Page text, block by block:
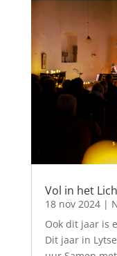
Vol in het
18 nov 2024|
Ook dit jaar is
Dit jaar in